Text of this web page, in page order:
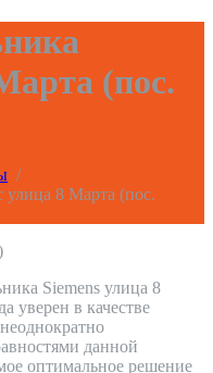
(пос.
/
8 Марта (пос.
Siemens улица 8
уверен в качестве
данной
оптимальное решение